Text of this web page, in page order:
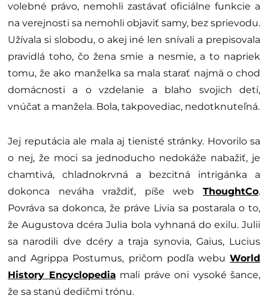
volebné právo, nemohli zastávať oficiálne funkcie a
na verejnosti sa nemohli objaviť samy, bez sprievodu.
Užívala si slobodu, o akej iné len snívali a prepisovala
pravidlá toho, čo žena smie a nesmie, a to napriek
tomu, že ako manželka sa mala starať najmä o chod
domácnosti a o vzdelanie a blaho svojich detí,
vnúčat a manžela. Bola, takpovediac, nedotknuteľná.
Jej reputácia ale mala aj tienisté stránky. Hovorilo sa
o nej, že moci sa jednoducho nedokáže nabažiť, je
chamtivá, chladnokrvná a bezcitná intrigánka a
dokonca neváha vraždiť, píše web ThoughtCo.
Povráva sa dokonca, že práve Livia sa postarala o to,
že Augustova dcéra Julia bola vyhnaná do exilu. Julii
sa narodili dve dcéry a traja synovia, Gaius, Lucius
and Agrippa Postumus, pričom podľa webu World
History Encyclopedia mali práve oni vysoké šance,
že sa stanú dedičmi trónu.